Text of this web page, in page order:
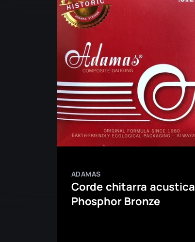
ADAMAS
Corde chitarra acustica
Phosphor Bronze